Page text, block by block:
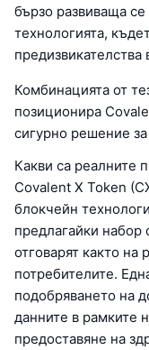
бързо развиваща
технологията,
предизвикателства
Комбинацията от
позиционира
сигурно решение
Какви са реалните
Covalent X Token
блокчейн
предлагайки набор
отговарят както на
потребителите.
подобряването на
данните в рамките
предоставяне на